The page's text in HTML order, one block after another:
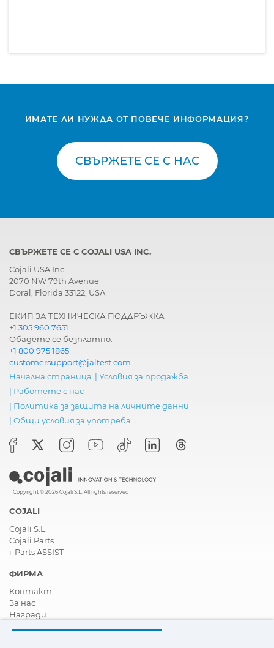
ИМАТЕ ЛИ НУЖДА ОТ ПОВЕЧЕ ИНФОРМАЦИЯ?
СВЪРЖЕТЕ СЕ С НАС
СВЪРЖЕТЕ СЕ С COJALI USA INC.
Cojali USA Inc.
2070 NW 79th Avenue
Doral, Florida 33122, USA
ЕКИП ЗА ТЕХНИЧЕСКА ПОДДРЪЖКА
+1 305 960 7651
Обадете се безплатно:
+1 800 975 1865
customersupport@jaltest.com
Начална страница | Условия за продажба
| Работете с нас
| Политика за защита на личните данни
| Общи условия за употреба
Copyright © 2026 Cojali S.L. All rights reserved
COJALI
Cojali S.L.
Cojali Parts
i-Parts ASSIST
ФИРМА
Контакт
За нас
Награди